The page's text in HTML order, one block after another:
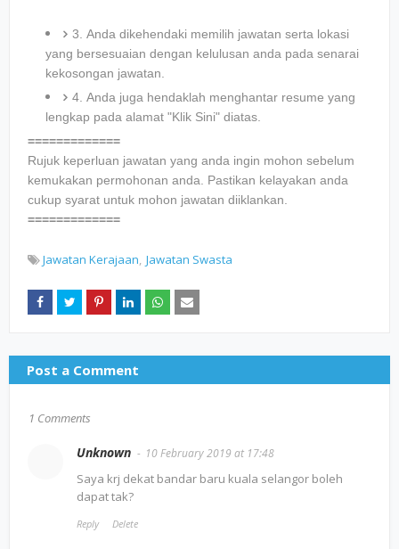
3. Anda dikehendaki memilih jawatan serta lokasi
yang bersesuaian dengan kelulusan anda pada senarai
kekosongan jawatan.
4. Anda juga hendaklah menghantar resume yang
lengkap pada alamat "Klik Sini" diatas.
=============
Rujuk keperluan jawatan yang anda ingin mohon sebelum
kemukakan permohonan anda. Pastikan kelayakan anda
cukup syarat untuk mohon jawatan diiklankan.
=============
Jawatan Kerajaan Jawatan Swasta
Post a Comment
1 Comments
Unknown 10 February 2019 at 17:48
Saya krj dekat bandar baru kuala selangor boleh
dapat tak?
Reply Delete